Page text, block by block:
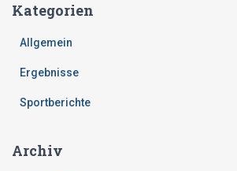
Kategorien
Allgemein
Ergebnisse
Sportberichte
Archiv